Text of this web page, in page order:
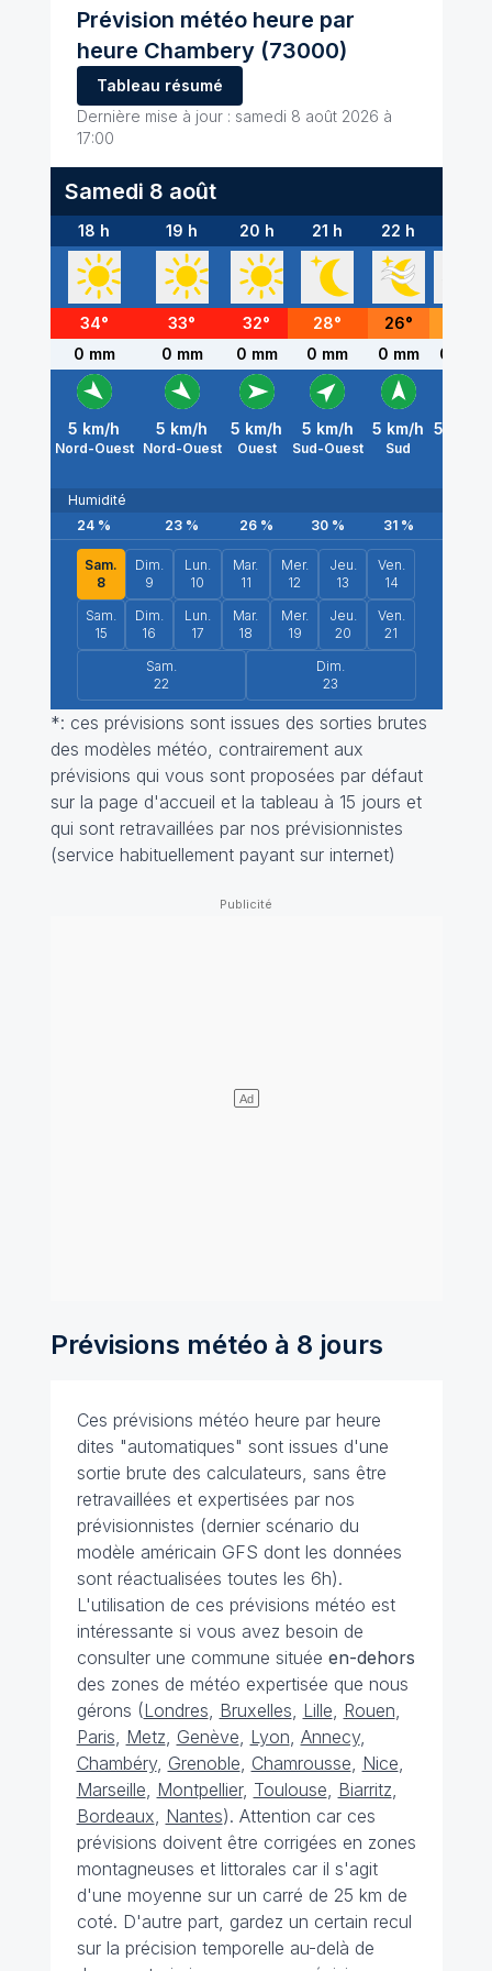
Prévision météo heure par
heure Chambery (73000)
Tableau résumé
Dernière mise à jour : samedi 8 août 2026 à
17:00
Samedi 8 août
18 h 19 h 20 h 21 h 22 h
34° 33° 32° 28° 26°
0 mm
0 mm 0 mm 0 mm 0 mm 0 mm
5 km/h
Nord-Ouest
5 km/h
Nord-Ouest
5 km/h
Ouest
5 km/h
Sud-Ouest
5 km/h
Sud
5
Humidité
24 % 23 % 26 % 30% 31%
Sam.
8
Dim.
9
Lun.
10
Mar.
11
Mer.
12
Jeu.
13
Ven.
14
Sam.
15
Dim.
16
Lun.
17
Mar.
18
Mer.
19
Jeu.
20
Ven.
21
Sam.
22
Dim.
23
*: ces prévisions sont issues des sorties brutes
des modèles météo, contrairement aux
prévisions qui vous sont proposées par défaut
sur la page d'accueil et la tableau à 15 jours et
qui sont retravaillées par nos prévisionnistes
(service habituellement payant sur internet)
Prévisions météo à 8 jours
Ces prévisions météo heure par heure
dites "automatiques" sont issues d'une
sortie brute des calculateurs, sans être
retravaillées et expertisées par nos
prévisionnistes (dernier scénario du
modèle américain GFS dont les données
sont réactualisées toutes les 6h).
L'utilisation de ces prévisions météo est
intéressante si vous avez besoin de
consulter une commune située en-dehors
des zones de météo expertisée que nous
gérons (Londres, Bruxelles, Lille, Rouen,
Paris, Metz, Genève, Lyon, Annecy,
Chambéry, Grenoble, Chamrousse, Nice,
Marseille, Montpellier, Toulouse, Biarritz,
Bordeaux, Nantes). Attention car ces
prévisions doivent être corrigées en zones
montagneuses et littorales car il s'agit
d'une moyenne sur un carré de 25 km de
coté. D'autre part, gardez un certain recul
sur la précision temporelle au-delà de